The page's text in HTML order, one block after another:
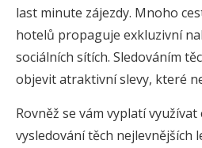
last minute zájezdy. Mnoho
hotelů propaguje exkluzivní
sociálních sítích. Sledováním
objevit atraktivní slevy, které
Rovněž se vám vyplatí
vysledování těch nejlevnějších